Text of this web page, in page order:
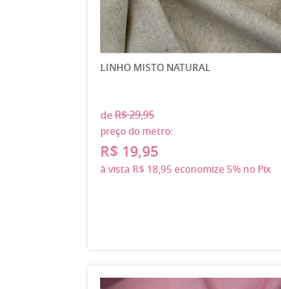
LINHO MISTO NATURAL
deR$ 29,95
preço do metro:
R$ 19,95
à vista R$ 18,95economize5% no Pix